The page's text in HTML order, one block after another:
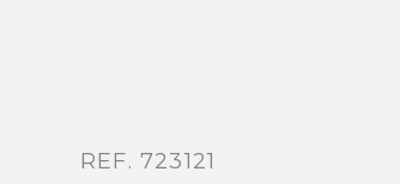
REF. 723121